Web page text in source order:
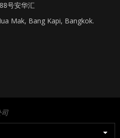
号安华汇
Mak, Bang Kapi, Bangkok.